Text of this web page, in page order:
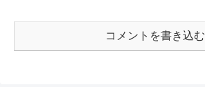
コメントを書き込む